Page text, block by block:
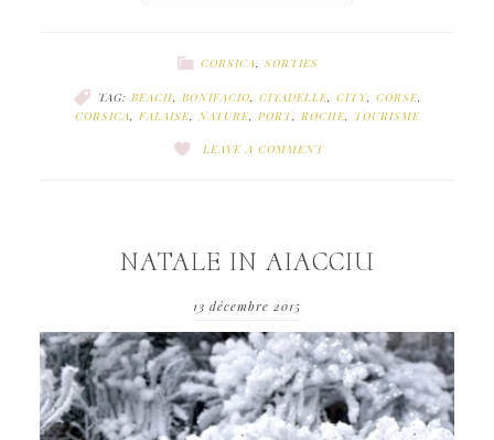
CORSICA, SORTIES
TAG: BEACH, BONIFACIO, CITADELLE, CITY, CORSE,
CORSICA, FALAISE,NATURE, PORT, ROCHE, TOURISME
LEAVE A COMMENT
NATALE IN AIACCIU
13 décembre 2015